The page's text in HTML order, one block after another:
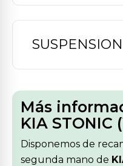
Más
KIA STONIC
Disponemos de
segunda mano de